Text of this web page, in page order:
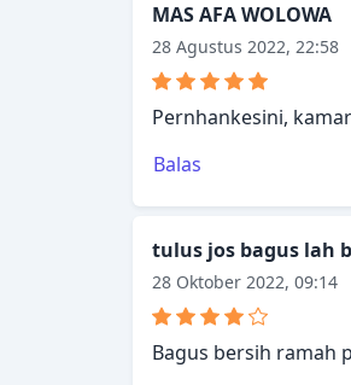
MAS AFA WOLOWA
28 Agustus 2022, 22:58
Pernhankesini,
Balas
tulus jos bagus lah
28 Oktober 2022, 09:14
Bagus bersih ramah